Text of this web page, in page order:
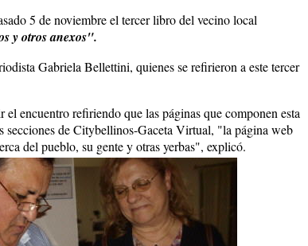
5 de noviembre el tercer libro del vecino local
y otros anexos".
Gabriela Bellettini, quienes se refirieron a este tercer
encuentro refiriendo que las páginas que componen esta
secciones de Citybellinos-Gaceta Virtual, "la página web
del pueblo, su gente y otras yerbas", explicó.